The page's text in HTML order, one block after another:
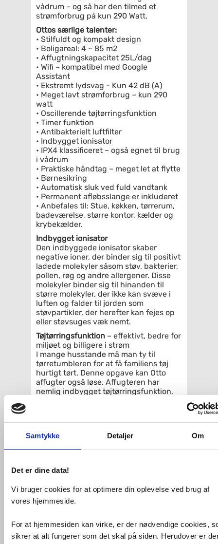
Samtykke Detaljer Om
Det er dine data!
Vi bruger cookies for at optimere din oplevelse ved brug af
vores hjemmeside.
For at hjemmesiden kan virke, er der nødvendige cookies,
sikrer at alt fungerer som det skal på siden. Herudover er
vådrum – og så har den tilmed et
strømforbrug på kun 290 Watt.
Ottos særlige talenter:
• Stilfuldt og kompakt design
• Boligareal: 4 ~ 85 m2
• Affugtningskapacitet 25L/dag
• Wifi – kompatibel med Google
Assistant
• Ekstremt lydsvag - Kun 42 dB (A)
• Meget lavt strømforbrug – kun 290
watt
• Oscillerende tøjtørringsfunktion
• Timer funktion
• Antibakterielt luftfilter
• Indbygget ionisator
• IPX4 klassificeret – også egnet til brug
i vådrum
• Praktiske håndtag – meget let at flytte
• Børnesikring
• Automatisk sluk ved fuld vandtank
• Permanent afløbsslange er inkluderet
• Anbefales til: Stue, køkken, tørrerum,
badeværelse, større kontor, kælder og
krybekælder.
Indbygget ionisator
Den indbyggede ionisator skaber
negative ioner, der binder sig til positivt
ladede molekyler såsom støv, bakterier,
pollen, røg og andre allergener. Disse
molekyler binder sig til hinanden til
større molekyler, der ikke kan svæve i
luften og falder til jorden som
støvpartikler, der herefter kan fejes op
eller støvsuges væk nemt.
Tøjtørringsfunktion – effektivt, bedre for
miljøet og billigere i strøm
I mange husstande må man ty til
tørretumbleren for at få familiens tøj
hurtigt tørt. Denne opgave kan Otto
affugter også løse. Affugteren har
nemlig indbygget tøjtørringsfunktion,
tøjet ekstra hurtigt. Da strømforbruget
er helt nede på 245W, er denne affugter
tørretumbler.
Et badeværelse er et af de rum, hvor
der dannes meget fugt. Efter et lunt
bad kan det være rart at kunne slå sin
normal luftfugtighed i rummet. Otto
affugter er IPX4 klassificeret til vådrum,